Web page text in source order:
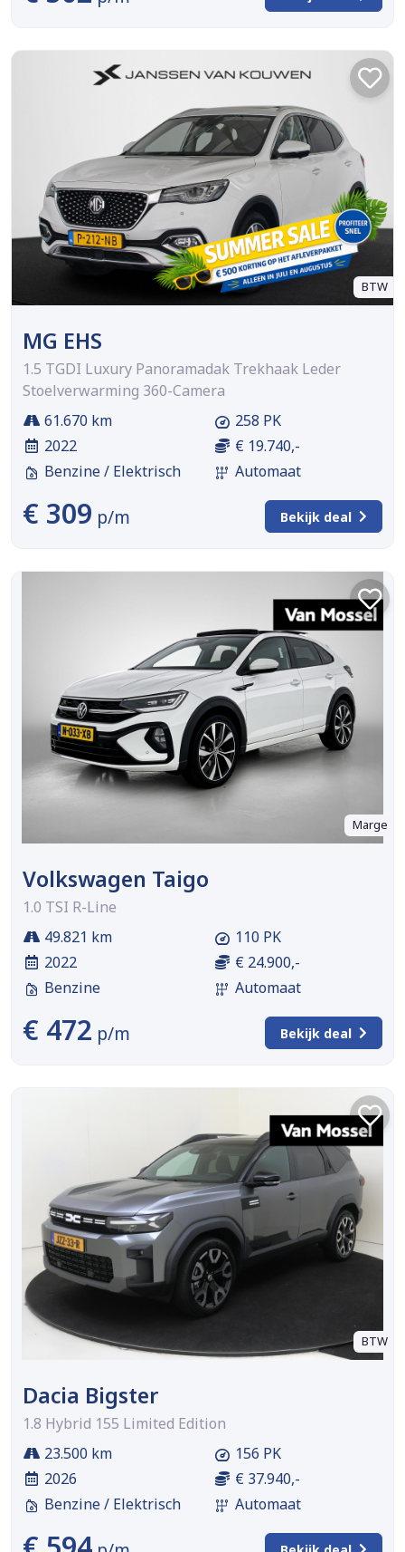
BTW
MG EHS
1.5 TGDI Luxury Panoramadak Trekhaak Leder
Stoelverwarming 360-Camera
61.670 km
2022
Benzine / Elektrisch
258 PK
€ 19.740,-
Automaat
€ 309 p/m Bekijk deal
Marge
Volkswagen Taigo
1.0 TSI R-Line
49.821 km
2022
Benzine
110 PK
€ 24.900,-
Automaat
€ 472 p/m Bekijk deal
BTW
Dacia Bigster
1.8 Hybrid 155 Limited Edition
23.500 km
2026
Benzine / Elektrisch
156 PK
€ 37.940,-
Automaat